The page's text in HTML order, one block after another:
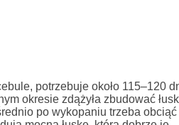
potrzebuje około 115–120
okresie zdążyła zbudować
po wykopaniu trzeba obciąć